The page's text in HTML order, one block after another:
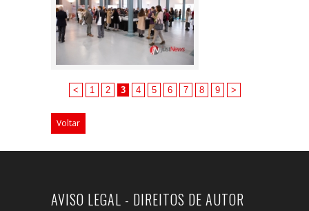
< 1 2 3 4 5 6 7 8 9 >
Voltar
AVISO LEGAL - DIREITOS DE AUTOR